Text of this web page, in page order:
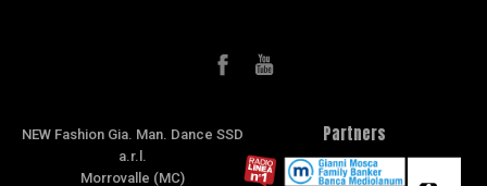
NEW Fashion Gia. Man. Dance SSD
a.r.l.
Morrovalle (MC)
Partners